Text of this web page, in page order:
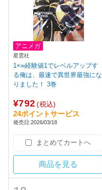
アニメガ
星雲社
1×∞経験値1でレベルアップす
る俺は、最速で異世界最強にな
りました！ 3巻
¥792 (税込)
24ポイントサービス
発売日:2026/03/18
まとめてカートへ
商品を見る